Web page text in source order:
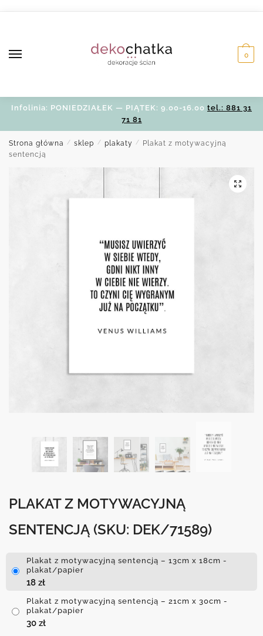
0
Infolinia: PONIEDZIAŁEK — PIĄTEK: 9.00-16.00 tel.: 881 31
71 81
Strona główna / sklep / plakaty /
Plakat z motywacyjną
sentencją
PLAKAT Z MOTYWACYJNĄ
SENTENCJĄ (SKU: DEK/71589)
Plakat z motywacyjną sentencją – 13cm x 18cm -
plakat/papier
18 zł
Plakat z motywacyjną sentencją – 21cm x 30cm -
plakat/papier
30 zł